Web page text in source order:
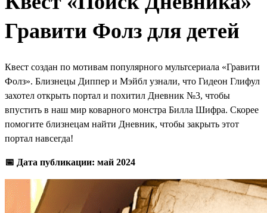
Гравити Фолз для детей
Квест создан по мотивам популярного мультсериала «Гравити
Фолз». Близнецы Диппер и Мэйбл узнали, что Гидеон Глифул
захотел открыть портал и похитил Дневник №3, чтобы
впустить в наш мир коварного монстра Билла Шифра. Скорее
помогите близнецам найти Дневник, чтобы закрыть этот
портал навсегда!
📅 Дата публикации: май 2024